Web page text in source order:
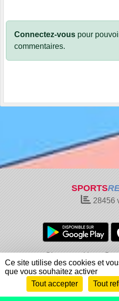
Connectez-vous pour
commentaires.
SPORTS
28456
Charte cookies
Informations légales
Envie de participer ?
Ce site utilise des cookies et
que vous souhaitez activer
Tout accepter
Tout